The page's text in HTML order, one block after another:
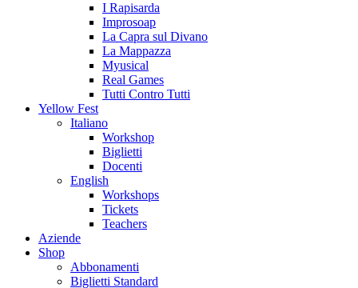
I Rapisarda
Improsoap
La Capra sul Divano
La Mappazza
Myusical
Real Games
Tutti Contro Tutti
Yellow Fest
Italiano
Workshop
Biglietti
Docenti
English
Workshops
Tickets
Teachers
Aziende
Shop
Abbonamenti
Biglietti Standard